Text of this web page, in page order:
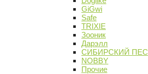
GiGwi
Safe
TRIXIE
Зооник
Дарэлл
СИБИРСКИЙ ПЕС
NOBBY
Прочие